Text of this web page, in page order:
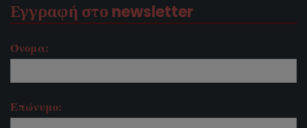
Εγγραφή στο newsletter
Όνομα:
Επώνυμο: